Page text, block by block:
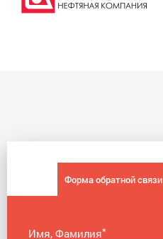
Форма обратной связи
Имя, Фамилия*